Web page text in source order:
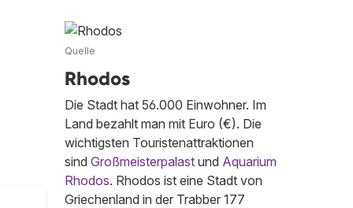
Quelle
Rhodos
Die Stadt hat 56.000 Einwohner. Im
Land bezahlt man mit Euro (€). Die
wichtigsten Touristenattraktionen
sind Großmeisterpalast und Aquarium
Rhodos. Rhodos ist eine Stadt von
Griechenland in der Trabber 177